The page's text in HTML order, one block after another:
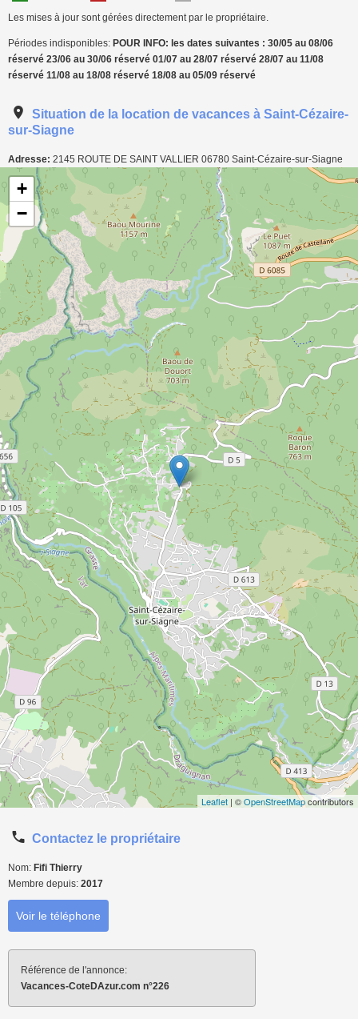
Les mises à jour sont gérées directement par le propriétaire.
Périodes indisponibles: POUR INFO: les dates suivantes : 30/05 au 08/06
réservé 23/06 au 30/06 réservé 01/07 au 28/07 réservé 28/07 au 11/08
réservé 11/08 au 18/08 réservé 18/08 au 05/09 réservé
Situation de la location de vacances à Saint-Cézaire-
sur-Siagne
Adresse: 2145 ROUTE DE SAINT VALLIER 06780 Saint-Cézaire-sur-Siagne
Carte de localisation de l'annonce: Villa à Saint-Cézaire-sur-Siagne
+
−
Leaflet | ©OpenStreetMapcontributors
Contactez le propriétaire
Nom: Fifi Thierry
Membre depuis: 2017
Voir le téléphone
Référence de l'annonce:
Vacances-CoteDAzur.com n°226